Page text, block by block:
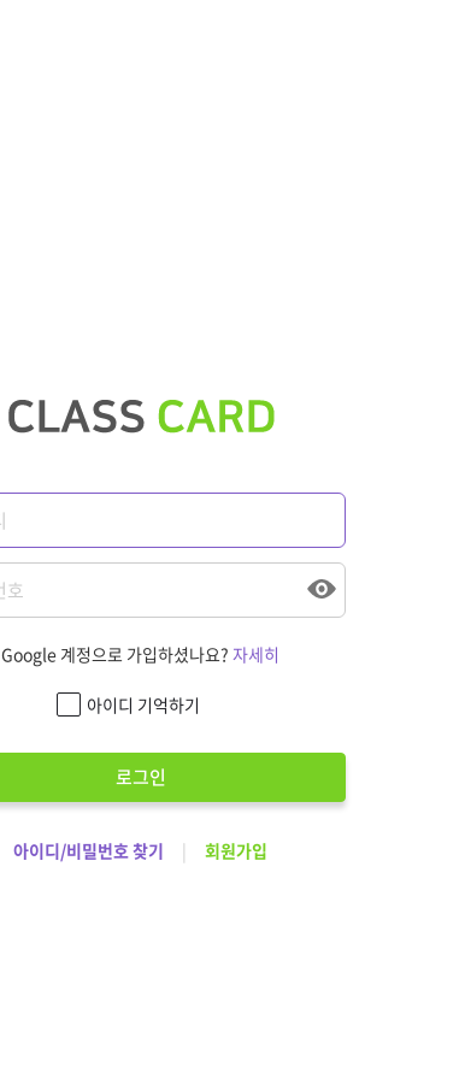
Google 계정으로 가입하셨나요?자세히
아이디 기억하기
로그인
아이디/비밀번호 찾기 | 회원가입